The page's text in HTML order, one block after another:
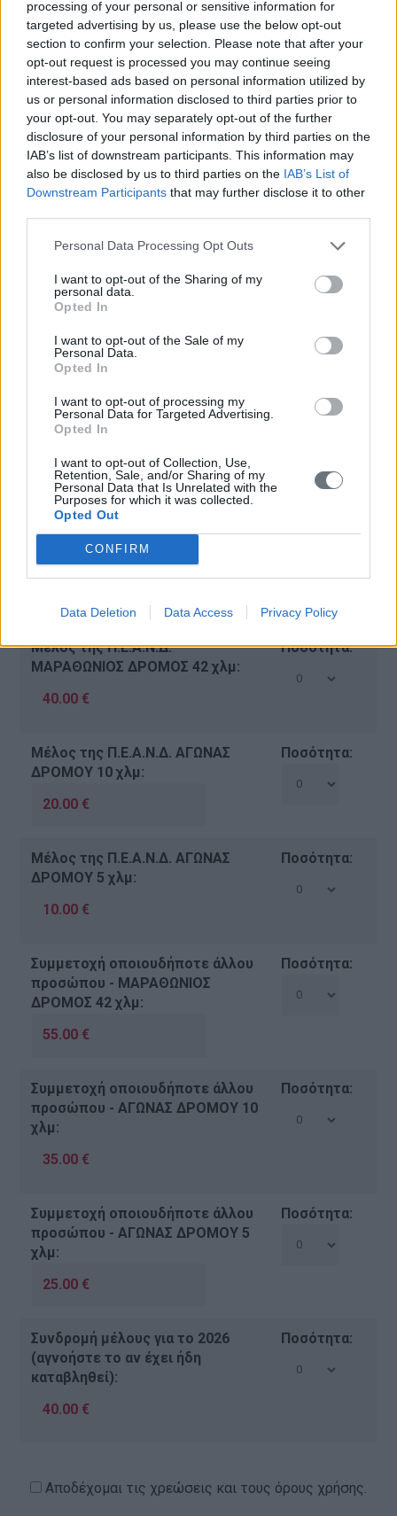
processing of your personal or sensitive information for
targeted advertising by us, please use the below opt-out
section to confirm your selection. Please note that after your
opt-out request is processed you may continue seeing
interest-based ads based on personal information utilized by
us or personal information disclosed to third parties prior to
your opt-out. You may separately opt-out of the further
disclosure of your personal information by third parties on the
IAB’s list of downstream participants. This information may
also be disclosed by us to third parties on the IAB’s List of
Downstream Participants that may further disclose it to other
Personal Data Processing Opt Outs
I want to opt-out of the Sharing of my
personal data.
Opted In
I want to opt-out of the Sale of my
Personal Data.
Opted In
I want to opt-out of processing my
Personal Data for Targeted Advertising.
Opted In
I want to opt-out of Collection, Use,
Retention, Sale, and/or Sharing of my
Personal Data that Is Unrelated with the
Purposes for which it was collected.
Opted Out
CONFIRM
Data Deletion Data Access Privacy Policy
Επώνυμο:
Διεύθυνση:
T.K.:
Τηλέφωνο:
Σχόλια:
Μέλος της Π.Ε.Α.Ν.Δ.
ΜΑΡΑΘΩΝΙΟΣ ΔΡΟΜΟΣ 42 χλμ:
Ποσότητα:
Μέλος της Π.Ε.Α.Ν.Δ. ΑΓΩΝΑΣ
ΔΡΟΜΟΥ 10 χλμ:
Ποσότητα:
Μέλος της Π.Ε.Α.Ν.Δ. ΑΓΩΝΑΣ
ΔΡΟΜΟΥ 5 χλμ:
Ποσότητα:
Συμμετοχή οποιουδήποτε άλλου
προσώπου - ΜΑΡΑΘΩΝΙΟΣ
ΔΡΟΜΟΣ 42 χλμ:
Ποσότητα:
Συμμετοχή οποιουδήποτε άλλου
προσώπου - ΑΓΩΝΑΣ ΔΡΟΜΟΥ 10
χλμ:
Ποσότητα:
Συμμετοχή οποιουδήποτε άλλου
προσώπου - ΑΓΩΝΑΣ ΔΡΟΜΟΥ 5
χλμ:
Ποσότητα:
Συνδρομή μέλους για το 2026
(αγνοήστε το αν έχει ήδη
καταβληθεί):
Ποσότητα:
Αποδέχομαι τις χρεώσεις και τους όρους χρήσης.